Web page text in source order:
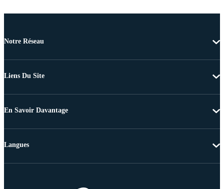
Notre Réseau
Liens Du Site
En Savoir Davantage
Langues